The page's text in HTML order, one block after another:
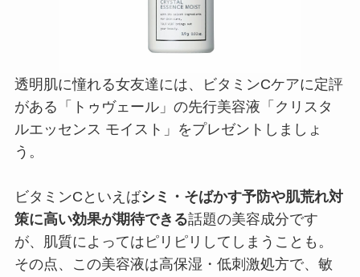
透明肌に憧れる女友達には、​ビタミンCケアに定評
がある「トゥヴェール」の先行美容液「クリスタ
ルエッセンス モイスト」をプレゼントしましょ
う。
ビタミンCといえばシミ・そばかす予防や肌荒れ対
策に高い効果が期待できる話題の美容成分です
が、肌質によってはピリピリしてしまうことも。
その点、この美容液は高保湿・低刺激処方で、敏